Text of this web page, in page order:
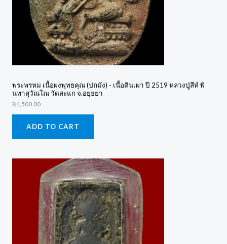
พระพรหม เนื้อผงพุทธคุณ (ปถมัง) - เนื้อดินเผา ปี 2519 หลวงปู่สีห์ พิ
นทาสุวัณโณ วัดสะแก จ.อยุธยา
฿4,500.00
ADD TO CART